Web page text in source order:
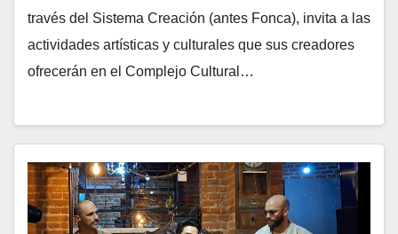
través del Sistema Creación (antes Fonca), invita a las
actividades artísticas y culturales que sus creadores
ofrecerán en el Complejo Cultural…